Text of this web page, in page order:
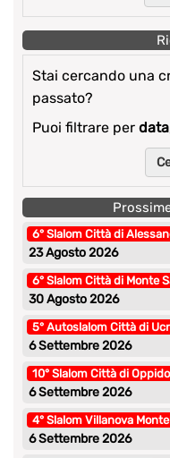
Stai cercando una
passato?
Puoi filtrare per data
6° Slalom Città di
23 Agosto 2026
6° Slalom Città di Monte
30 Agosto 2026
5° Autoslalom Città di
6 Settembre 2026
10° Slalom Città di
6 Settembre 2026
4° Slalom Villanova
6 Settembre 2026